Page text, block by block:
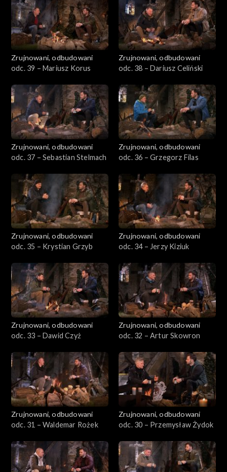
Zrujnowani, odbudowani
odc. 39 – Mariusz Korus
Zrujnowani, odbudowani
odc. 38 – Dariusz Celiński
Zrujnowani, odbudowani
odc. 37 – Sebastian Stelmach
Zrujnowani, odbudowani
odc. 36 – Grzegorz Filas
Zrujnowani, odbudowani
odc. 35 – Krystian Grzyb
Zrujnowani, odbudowani
odc. 34 – Jerzy Kiziuk
Zrujnowani, odbudowani
odc. 33 – Dawid Czyż
Zrujnowani, odbudowani
odc. 32 – Artur Skowron
Zrujnowani, odbudowani
odc. 31 – Waldemar Rożek
Zrujnowani, odbudowani
odc. 30 – Przemysław Żydok